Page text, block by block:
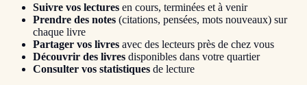
Suivre vos lectures en cours, terminées et à venir
Prendre des notes (citations, pensées, mots nouveaux) sur
chaque livre
Partager vos livres avec des lecteurs près de chez vous
Découvrir des livres disponibles dans votre quartier
Consulter vos statistiques de lecture